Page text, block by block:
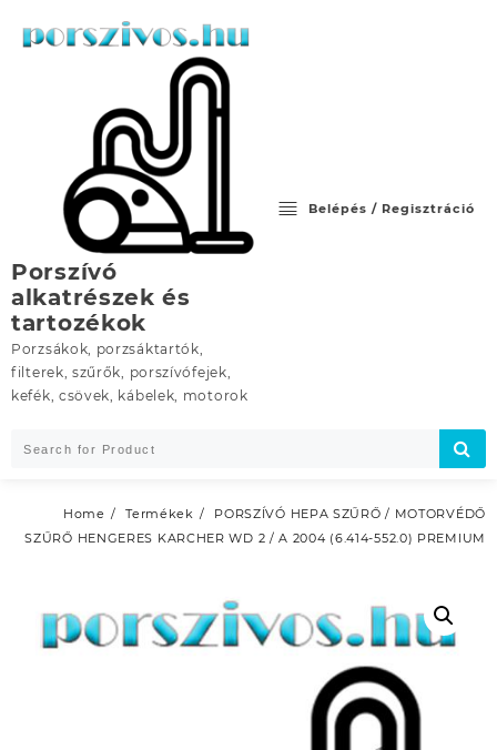
Porszívó
alkatrészek és
tartozékok
Porzsákok, porzsáktartók,
filterek, szűrők, porszívófejek,
kefék, csövek, kábelek, motorok
Belépés / Regisztráció
Home Termékek
PORSZÍVÓ HEPA SZŰRŐ / MOTORVÉDŐ
SZŰRŐ HENGERES KARCHER WD 2 / A 2004 (6.414-552.0) PREMIUM